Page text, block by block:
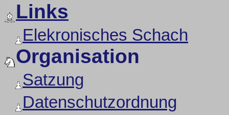
Links
Elekronisches Schach
Organisation
Satzung
Datenschutzordnung